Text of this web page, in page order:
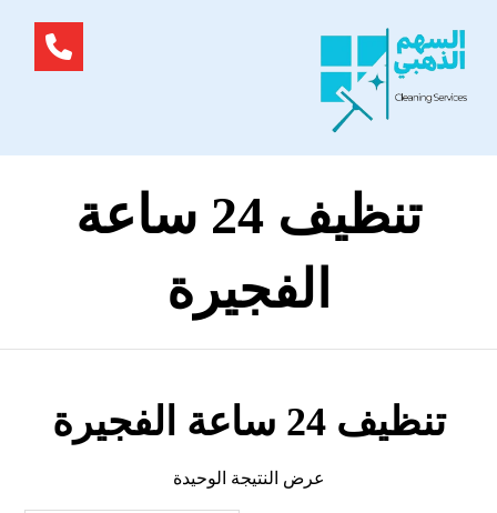
تنظيف 24 ساعة
الفجيرة
تنظيف 24 ساعة الفجيرة
عرض النتيجة الوحيدة